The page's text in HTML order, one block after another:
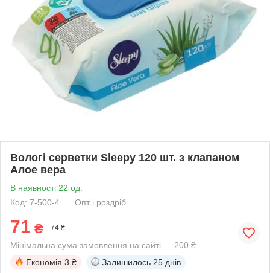
Вологі серветки Sleepy 120 шт. з клапаном
Алое вера
В наявності 22 од.
Код: 7-500-4
Опт і роздріб
71 ₴ 74 ₴
Мінімальна сума замовлення на сайті — 200 ₴
Економія 3 ₴ Залишилось 25 днів